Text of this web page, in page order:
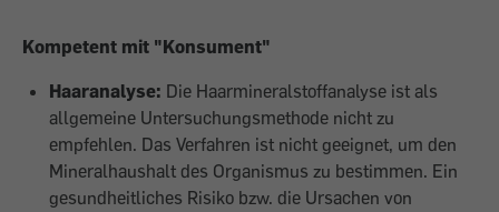
Kompetent mit "Konsument"
Haaranalyse: Die Haarmineralstoffanalyse ist als
allgemeine Untersuchungsmethode nicht zu
empfehlen. Das Verfahren ist nicht geeignet, um den
Mineralhaushalt des Organismus zu bestimmen. Ein
gesundheitliches Risiko bzw. die Ursachen von